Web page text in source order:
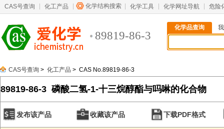
CAS号查询 化工产品 化学结构搜索 化学工具 化学网址导航 危险
89819-86-3
化学品查询
CAS号查询 > 化工产品 > CAS No.89819-86-3
89819-86-3 磷酸二氢-1-十三烷醇酯与吗啉的化合物
发布该产品 收藏该产品 下载PDF格式